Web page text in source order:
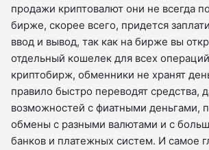
продажи криптовалют они не всегда
бирже, скорее всего, придется
ввод и вывод, так как на бирже вы
отдельный кошелек для всех
криптобирж, обменники не хранят
правило быстро переводят средства,
возможностей с фиатными деньгами,
обмены с разными валютами и с
банков и платежных систем. И самое